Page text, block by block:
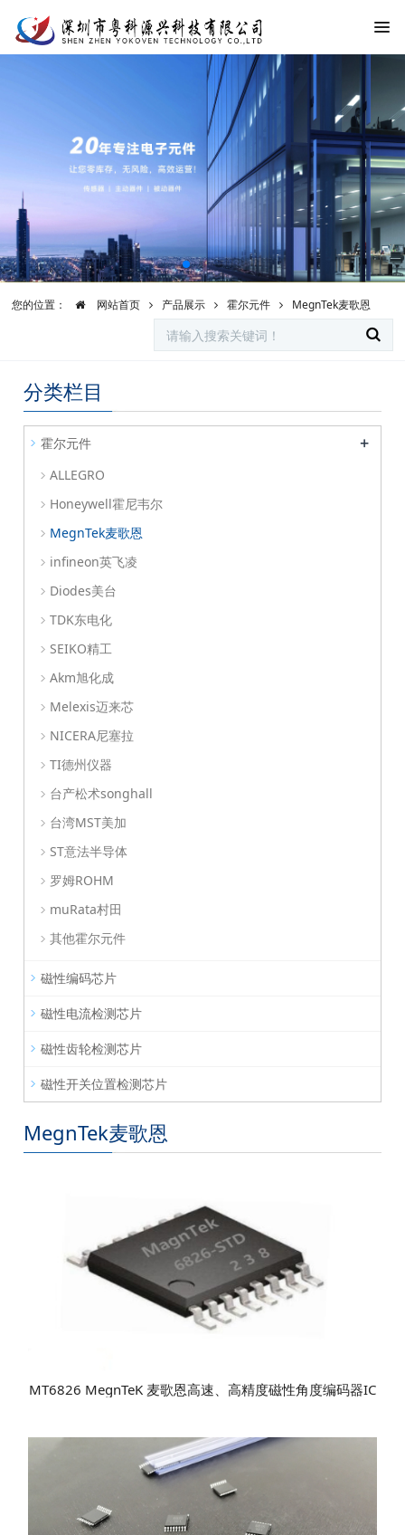
您的位置： 网站首页 产品展示 霍尔元件 MegnTek麦歌恩
分类栏目
霍尔元件 +
ALLEGRO
Honeywell霍尼韦尔
MegnTek麦歌恩
infineon英飞凌
Diodes美台
TDK东电化
SEIKO精工
Akm旭化成
Melexis迈来芯
NICERA尼塞拉
TI德州仪器
台产松术songhall
台湾MST美加
ST意法半导体
罗姆ROHM
muRata村田
其他霍尔元件
磁性编码芯片
磁性电流检测芯片
磁性齿轮检测芯片
磁性开关位置检测芯片
MegnTek麦歌恩
MT6826 MegnTeK 麦歌恩高速、高精度磁性角度编码器IC